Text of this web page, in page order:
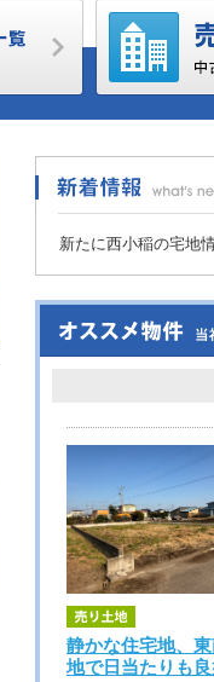
新たに西小稲の宅地
静かな住宅地、
地で日当たりも